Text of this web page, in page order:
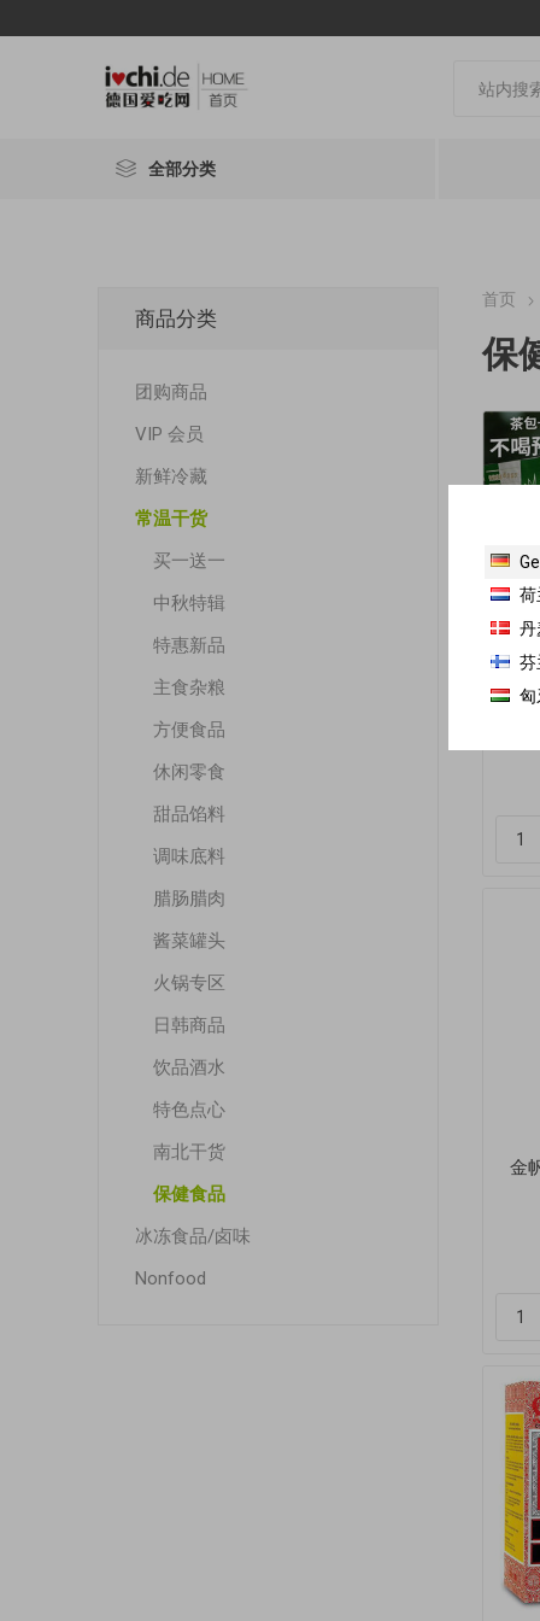
全部分类
首页
保
忆
金
商品分类
团购商品
VIP 会员
新鲜冷藏
常温干货
买一送一
中秋特辑
特惠新品
主食杂粮
方便食品
休闲零食
甜品馅料
调味底料
腊肠腊肉
酱菜罐头
火锅专区
日韩商品
饮品酒水
特色点心
南北干货
保健食品
冰冻食品/卤味
Nonfood
荷
丹
芬
匈